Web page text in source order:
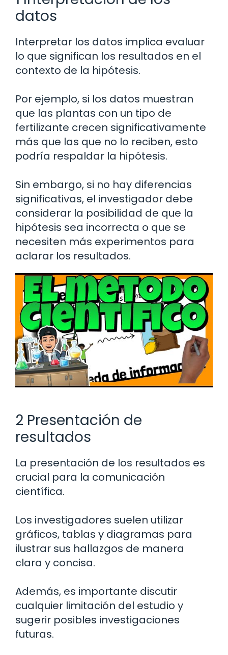
datos
Interpretar los datos implica evaluar
lo que significan los resultados en el
contexto de la hipótesis.
Por ejemplo, si los datos muestran
que las plantas con un tipo de
fertilizante crecen significativamente
más que las que no lo reciben, esto
podría respaldar la hipótesis.
Sin embargo, si no hay diferencias
significativas, el investigador debe
considerar la posibilidad de que la
hipótesis sea incorrecta o que se
necesiten más experimentos para
aclarar los resultados.
2 Presentación de
resultados
La presentación de los resultados es
crucial para la comunicación
científica.
Los investigadores suelen utilizar
gráficos, tablas y diagramas para
ilustrar sus hallazgos de manera
clara y concisa.
Además, es importante discutir
cualquier limitación del estudio y
sugerir posibles investigaciones
futuras.